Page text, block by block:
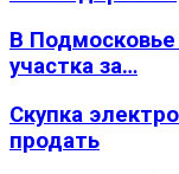
В
участка за…
Скупка
продать